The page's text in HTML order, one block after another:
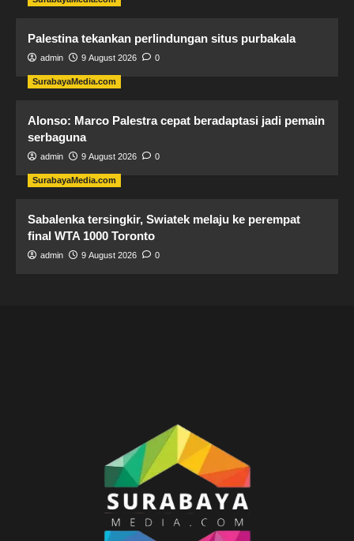
Palestina tekankan perlindungan situs purbakala
admin 9 August 2026 0
SurabayaMedia.com
Alonso: Marco Palestra cepat beradaptasi jadi pemain
serbaguna
admin 9 August 2026 0
SurabayaMedia.com
Sabalenka tersingkir, Swiatek melaju ke perempat
final WTA 1000 Toronto
admin 9 August 2026 0